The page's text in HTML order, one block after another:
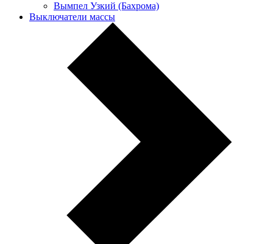
Вымпел Узкий (Бахрома)
Выключатели массы